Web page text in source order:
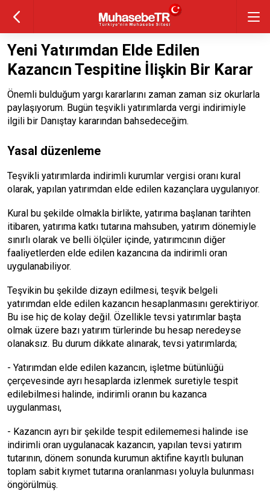
Yeni Yatırımdan Elde Edilen
Kazancın Tespitine İlişkin Bir Karar
Önemli bulduğum yargı kararlarını zaman zaman siz okurlarla
paylaşıyorum. Bugün teşvikli yatırımlarda vergi indirimiyle
ilgili bir Danıştay kararından bahsedeceğim.
Yasal düzenleme
Teşvikli yatırımlarda indirimli kurumlar vergisi oranı kural
olarak, yapılan yatırımdan elde edilen kazançlara uygulanıyor.
Kural bu şekilde olmakla birlikte, yatırıma başlanan tarihten
itibaren, yatırıma katkı tutarına mahsuben, yatırım dönemiyle
sınırlı olarak ve belli ölçüler içinde, yatırımcının diğer
faaliyetlerden elde edilen kazancına da indirimli oran
uygulanabiliyor.
Teşvikin bu şekilde dizayn edilmesi, teşvik belgeli
yatırımdan elde edilen kazancın hesaplanmasını gerektiriyor.
Bu ise hiç de kolay değil. Özellikle tevsi yatırımlar başta
olmak üzere bazı yatırım türlerinde bu hesap neredeyse
olanaksız. Bu durum dikkate alınarak, tevsi yatırımlarda;
- Yatırımdan elde edilen kazancın, işletme bütünlüğü
çerçevesinde ayrı hesaplarda izlenmek suretiyle tespit
edilebilmesi halinde, indirimli oranın bu kazanca
uygulanması,
- Kazancın ayrı bir şekilde tespit edilememesi halinde ise
indirimli oran uygulanacak kazancın, yapılan tevsi yatırım
tutarının, dönem sonunda kurumun aktifine kayıtlı bulunan
toplam sabit kıymet tutarına oranlanması yoluyla bulunması
öngörülmüş.